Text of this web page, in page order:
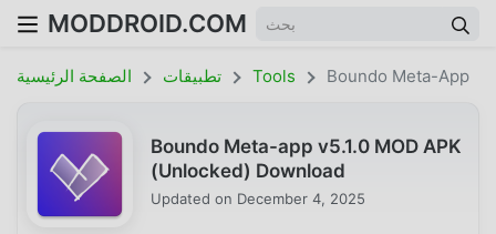
MODDROID.COM
الصفحة الرئيسية تطبيقات Tools Boundo Meta-App
Boundo Meta-app v5.1.0 MOD APK
(Unlocked) Download
Updated on December 4, 2025